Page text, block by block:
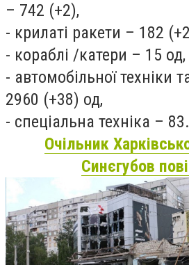
– 742 (+2),
- крилаті ракети – 182
- кораблі /катери – 15 од,
- автомобільної техніки
2960 (+38) од,
- спеціальна техніка – 83.
Очільник
Синєгубов